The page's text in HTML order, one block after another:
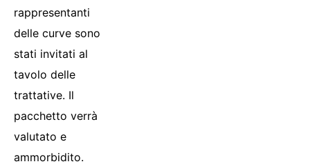
rappresentanti
delle curve sono
stati invitati al
tavolo delle
trattative. Il
pacchetto verrà
valutato e
ammorbidito.